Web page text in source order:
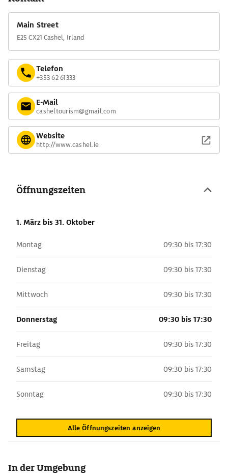
Main Street
E25 CX21 Cashel, Irland
Telefon
+353 62 61333
E-Mail
casheltourism@gmail.com
Website
http://www.cashel.ie
Öffnungszeiten
1. März bis 31. Oktober
Montag 09:30 bis 17:30
Dienstag 09:30 bis 17:30
Mittwoch 09:30 bis 17:30
Donnerstag 09:30 bis 17:30
Freitag 09:30 bis 17:30
Samstag 09:30 bis 17:30
Sonntag 09:30 bis 17:30
Alle Öffnungszeiten anzeigen
In der Umgebung